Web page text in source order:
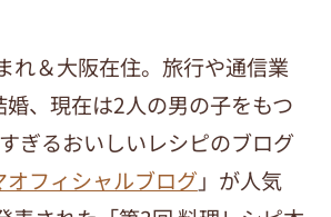
れ＆大阪在住。旅行や通信業
、現在は2人の男の子をもつ
ぎるおいしいレシピのブログ
フィシャルブログ」が人気